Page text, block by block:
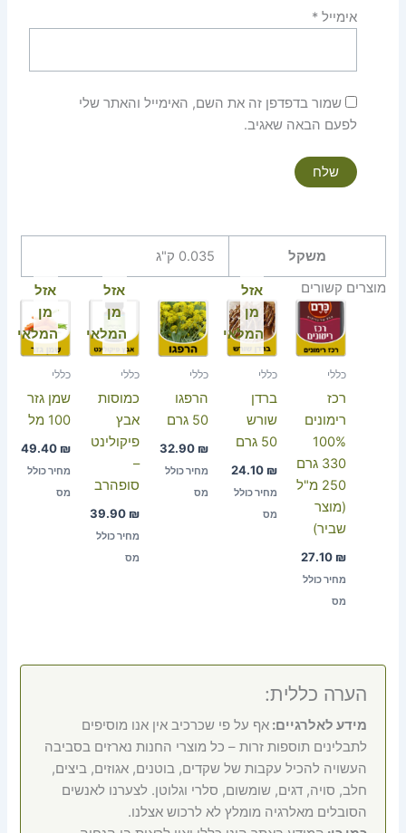
אימייל *
שמור בדפדפן זה את השם, האימייל והאתר שלי
לפעם הבאה שאגיב.
משקל
0.035 ק"ג
מוצרים קשורים
כללי
רכז
רימונים
100%
330 גרם
250 מ"ל
(מוצר
שביר)
27.10 ₪
מחיר כולל
מס
אזל
מן
המלאי
כללי
ברדן
שורש
50 גרם
24.10 ₪
מחיר כולל
מס
כללי
הרפגו
50 גרם
32.90 ₪
מחיר כולל
מס
אזל
מן
המלאי
כללי
כמוסות
אבץ
פיקולינט
–
סופהרב
39.90 ₪
מחיר כולל
מס
אזל
מן
המלאי
כללי
שמן גזר
100 מל
49.40 ₪
מחיר כולל
מס
הערה כללית:
מידע לאלרגיים:אף על פי שכרכיב אין אנו מוסיפים
לתבלינים תוספות זרות – כל מוצרי החנות נארזים בסביבה
העשויה להכיל עקבות של שקדים, בוטנים, אגוזים, ביצים,
חלב, סויה, דגים, שומשום, סלרי וגלוטן. לצערנו לאנשים
הסובלים מאלרגיה מומלץ לא לרכוש אצלנו.